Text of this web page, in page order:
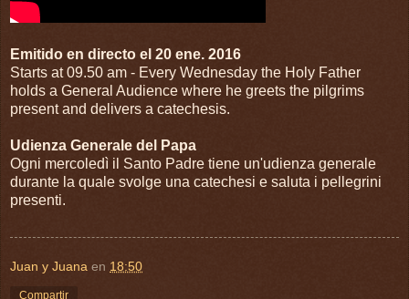
Emitido en directo el 20 ene. 2016
Starts at 09.50 am - Every Wednesday the Holy Father
holds a General Audience where he greets the pilgrims
present and delivers a catechesis.
Udienza Generale del Papa
Ogni mercoledì il Santo Padre tiene un'udienza generale
durante la quale svolge una catechesi e saluta i pellegrini
presenti.
Juan y Juana en 18:50
Compartir